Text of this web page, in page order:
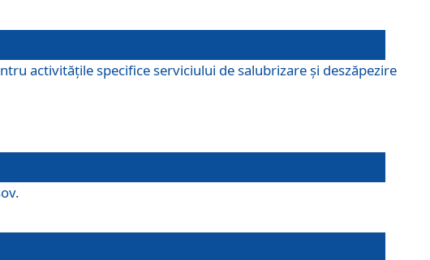
activitățile specifice serviciului de salubrizare și deszăpezire